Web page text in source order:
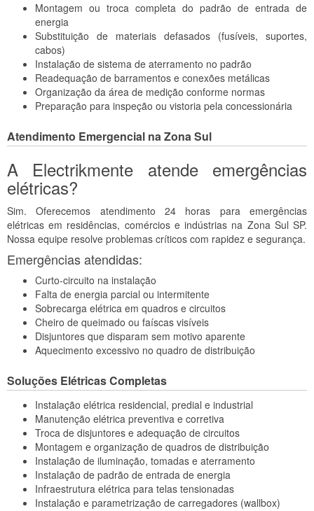
Montagem ou troca completa do padrão de entrada de
energia
Substituição de materiais defasados (fusíveis, suportes,
cabos)
Instalação de sistema de aterramento no padrão
Readequação de barramentos e conexões metálicas
Organização da área de medição conforme normas
Preparação para inspeção ou vistoria pela concessionária
Atendimento Emergencial na Zona Sul
A Electrikmente atende emergências
elétricas?
Sim. Oferecemos atendimento 24 horas para emergências
elétricas em residências, comércios e indústrias na Zona Sul SP.
Nossa equipe resolve problemas críticos com rapidez e segurança.
Emergências atendidas:
Curto-circuito na instalação
Falta de energia parcial ou intermitente
Sobrecarga elétrica em quadros e circuitos
Cheiro de queimado ou faíscas visíveis
Disjuntores que disparam sem motivo aparente
Aquecimento excessivo no quadro de distribuição
Soluções Elétricas Completas
Instalação elétrica residencial, predial e industrial
Manutenção elétrica preventiva e corretiva
Troca de disjuntores e adequação de circuitos
Montagem e organização de quadros de distribuição
Instalação de iluminação, tomadas e aterramento
Instalação de padrão de entrada de energia
Infraestrutura elétrica para telas tensionadas
Instalação e parametrização de carregadores (wallbox)